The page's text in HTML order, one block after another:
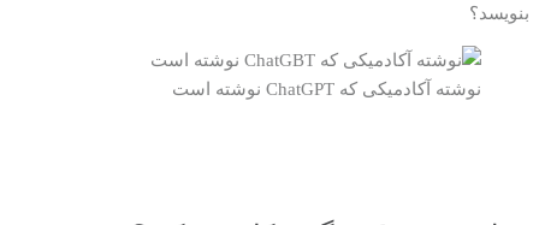
بنویسد؟
نوشته آکادمیکی که ChatGPT نوشته است